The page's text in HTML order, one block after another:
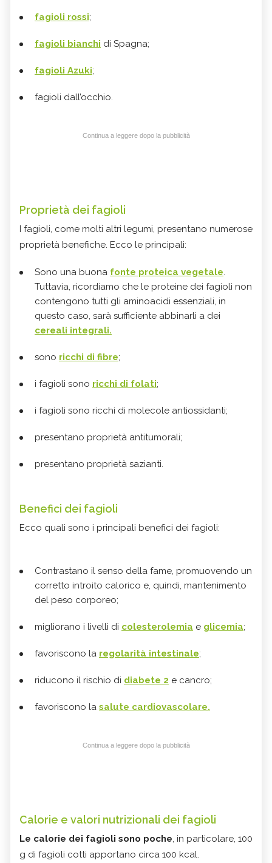
fagioli rossi;
fagioli bianchi di Spagna;
fagioli Azuki;
fagioli dall’occhio.
Continua a leggere dopo la pubblicità
Proprietà dei fagioli
I fagioli, come molti altri legumi, presentano numerose
proprietà benefiche. Ecco le principali:
Sono una buona fonte proteica vegetale.
Tuttavia, ricordiamo che le proteine dei fagioli non
contengono tutti gli aminoacidi essenziali, in
questo caso, sarà sufficiente abbinarli a dei
cereali integrali.
sono ricchi di fibre;
i fagioli sono ricchi di folati;
i fagioli sono ricchi di molecole antiossidanti;
presentano proprietà antitumorali;
presentano proprietà sazianti.
Benefici dei fagioli
Ecco quali sono i principali benefici dei fagioli:
Contrastano il senso della fame, promuovendo un
corretto introito calorico e, quindi, mantenimento
del peso corporeo;
migliorano i livelli di colesterolemia e glicemia;
favoriscono la regolarità intestinale;
riducono il rischio di diabete 2 e cancro;
favoriscono la salute cardiovascolare.
Continua a leggere dopo la pubblicità
Calorie e valori nutrizionali dei fagioli
Le calorie dei fagioli sono poche, in particolare, 100
g di fagioli cotti apportano circa 100 kcal.